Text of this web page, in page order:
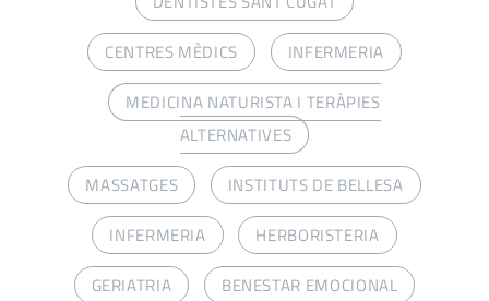
CENTRES MÈDICS
INFERMERIA
MEDICINA NATURISTA I TERÀPIES
ALTERNATIVES
MASSATGES
INSTITUTS DE BELLESA
INFERMERIA
HERBORISTERIA
GERIATRIA
BENESTAR EMOCIONAL